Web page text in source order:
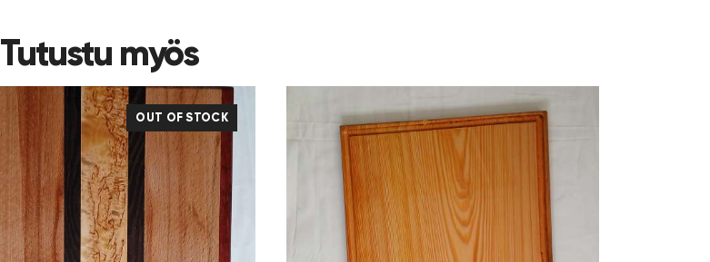
Tutustu myös
OUT OF STOCK